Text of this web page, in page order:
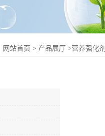
网站首页 > 产品展厅 >营养强化剂